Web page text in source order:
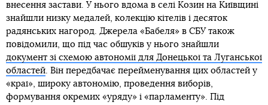
внесення застави. У нього вдома в селі Козин на Київщині
знайшли низку медалей, колекцію кітелів і десяток
радянських нагород. Джерела «Бабеля» в СБУ також
повідомили, що під час обшуків у нього знайшли
документ зі схемою автономії для Донецької та Луганської
областей. Він передбачає перейменування цих областей у
«краї», широку автономію, проведення виборів,
формування окремих «уряду» і «парламенту». Під